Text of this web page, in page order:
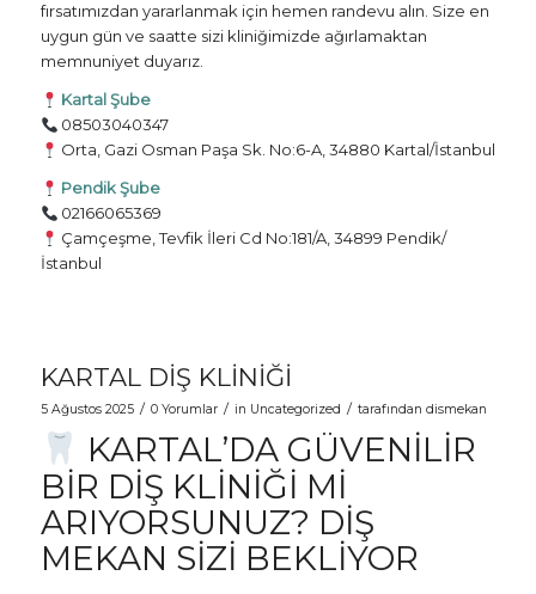
fırsatımızdan yararlanmak için hemen randevu alın. Size en
uygun gün ve saatte sizi kliniğimizde ağırlamaktan
memnuniyet duyarız.
Kartal Şube
08503040347
Orta, Gazi Osman Paşa Sk. No:6-A, 34880 Kartal/İstanbul
Pendik Şube
02166065369
Çamçeşme, Tevfik İleri Cd No:181/A, 34899 Pendik/
İstanbul
KARTAL DIŞ KLINIĞI
5 Ağustos 2025 / 0 Yorumlar / in Uncategorized / tarafından dismekan
KARTAL’DA GÜVENILIR
BIR DIŞ KLINIĞI MI
ARIYORSUNUZ? DIŞ
MEKAN SIZI BEKLIYOR